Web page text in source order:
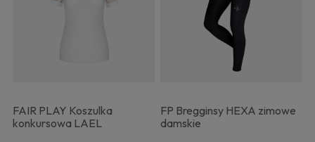
FAIR PLAY Koszulka
konkursowa LAEL
FP Bregginsy HEXA zimowe
damskie